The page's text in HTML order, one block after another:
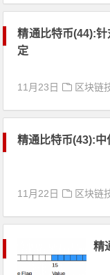
精通比特币(44):
定
11月23日 区块链
精通比特币(43):
11月22日 区块链
精